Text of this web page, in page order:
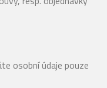
osobní údaje pouze